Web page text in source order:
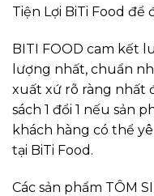
Tiện Lợi BiTi Food để
BITI FOOD cam kết
lượng nhất, chuẩn
xuất xứ rõ ràng nhất
sách 1 đổi 1 nếu sản
khách hàng có thể
tại BiTi Food.
Các sản phẩm TÔM